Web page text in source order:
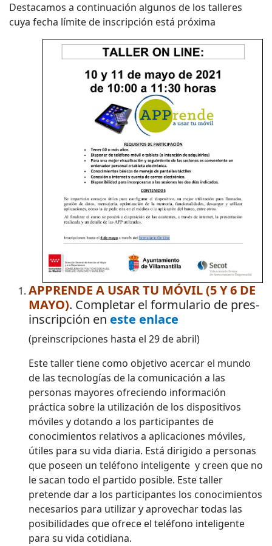
Destacamos a continuación algunos de los talleres
cuya fecha límite de inscripción está próxima
APPRENDE A USAR TU MÓVIL (5 Y 6 DE
MAYO). Completar el formulario de pres-
inscripción en este enlace
(preinscripciones hasta el 29 de abril)
Este taller tiene como objetivo acercar el mundo
de las tecnologías de la comunicación a las
personas mayores ofreciendo información
práctica sobre la utilización de los dispositivos
móviles y dotando a los participantes de
conocimientos relativos a aplicaciones móviles,
útiles para su vida diaria. Está dirigido a personas
que poseen un teléfono inteligente y creen que no
le sacan todo el partido posible. Este taller
pretende dar a los participantes los conocimientos
necesarios para utilizar y aprovechar todas las
posibilidades que ofrece el teléfono inteligente
para su vida cotidiana.